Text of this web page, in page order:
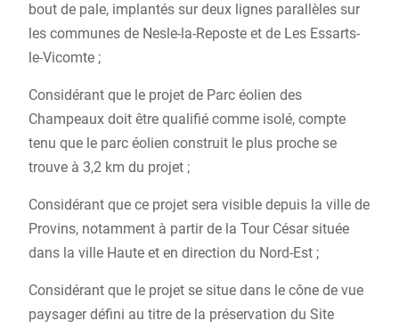
bout de pale, implantés sur deux lignes parallèles sur
les communes de Nesle-la-Reposte et de Les Essarts-
le-Vicomte ;
Considérant que le projet de Parc éolien des
Champeaux doit être qualifié comme isolé, compte
tenu que le parc éolien construit le plus proche se
trouve à 3,2 km du projet ;
Considérant que ce projet sera visible depuis la ville de
Provins, notamment à partir de la Tour César située
dans la ville Haute et en direction du Nord-Est ;
Considérant que le projet se situe dans le cône de vue
paysager défini au titre de la préservation du Site